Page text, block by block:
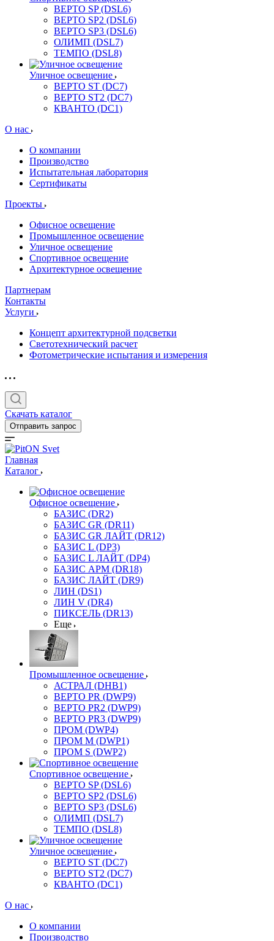
ВЕРТО SP (DSL6)
ВЕРТО SP2 (DSL6)
ВЕРТО SP3 (DSL6)
ОЛИМП (DSL7)
ТЕМПО (DSL8)
Уличное освещение
ВЕРТО ST (DC7)
ВЕРТО ST2 (DC7)
КВАНТО (DC1)
О нас
О компании
Производство
Испытательная лаборатория
Сертификаты
Проекты
Офисное освещение
Промышленное освещение
Уличное освещение
Спортивное освещение
Архитектурное освещение
Партнерам
Контакты
Услуги
Концепт архитектурной подсветки
Светотехнический расчет
Фотометрические испытания и измерения
Скачать каталог
Отправить запрос
Главная
Каталог
Офисное освещение
БАЗИС (DR2)
БАЗИС GR (DR11)
БАЗИС GR ЛАЙТ (DR12)
БАЗИС L (DP3)
БАЗИС L ЛАЙТ (DP4)
БАЗИС АРМ (DR18)
БАЗИС ЛАЙТ (DR9)
ЛИН (DS1)
ЛИН V (DR4)
ПИКСЕЛЬ (DR13)
Еще
Промышленное освещение
АСТРАЛ (DHB1)
ВЕРТО PR (DWP9)
ВЕРТО PR2 (DWP9)
ВЕРТО PR3 (DWP9)
ПРОМ (DWP4)
ПРОМ M (DWP1)
ПРОМ S (DWP2)
Спортивное освещение
ВЕРТО SP (DSL6)
ВЕРТО SP2 (DSL6)
ВЕРТО SP3 (DSL6)
ОЛИМП (DSL7)
ТЕМПО (DSL8)
Уличное освещение
ВЕРТО ST (DC7)
ВЕРТО ST2 (DC7)
КВАНТО (DC1)
О нас
О компании
Производство